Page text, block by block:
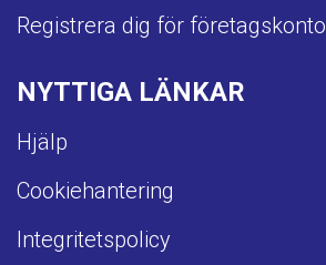
Registrera dig för företagskonto
NYTTIGA LÄNKAR
Hjälp
Cookiehantering
Integritetspolicy